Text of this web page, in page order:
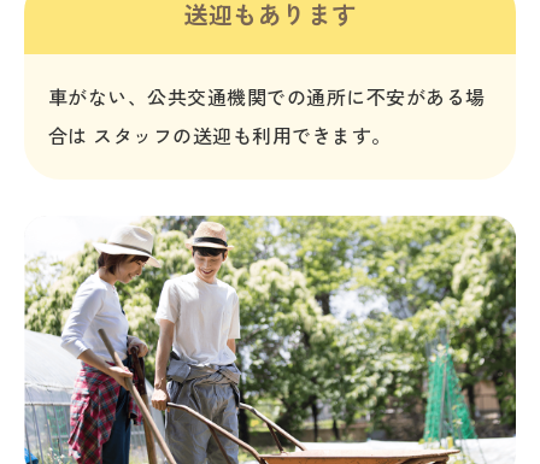
送迎もあります
車がない、公共交通機関での通所に不安がある場
合は スタッフの送迎も利用できます。